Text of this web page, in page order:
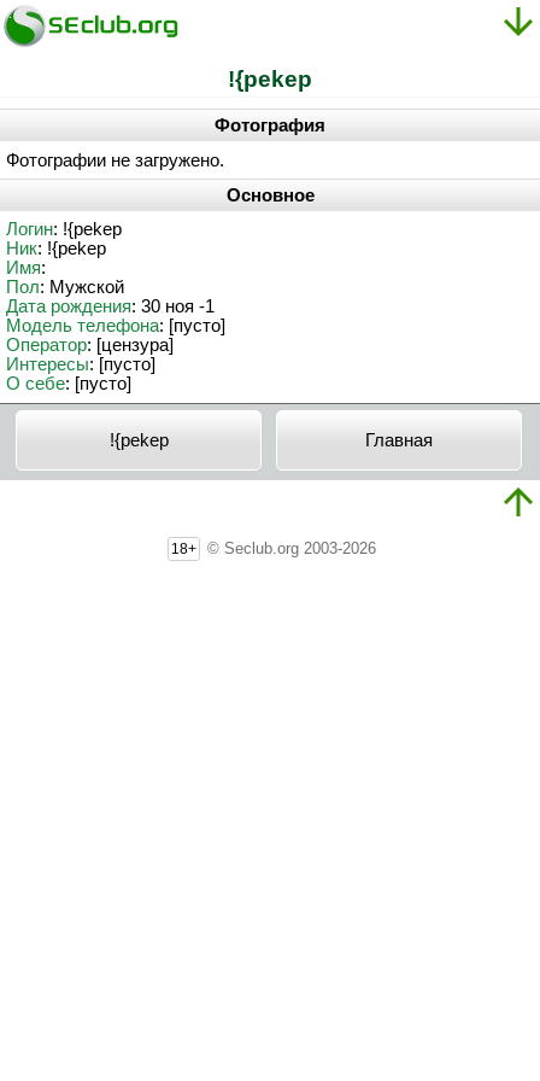
!{pekep
Фотография
Фотографии не загружено.
Основное
Логин: !{pekep
Ник: !{pekep
Имя:
Пол: Мужской
Дата рождения: 30 ноя -1
Модель телефона: [пусто]
Оператор: [цензура]
Интересы: [пусто]
О себе: [пусто]
!{pekep Главная
18+ © Seclub.org 2003-2026